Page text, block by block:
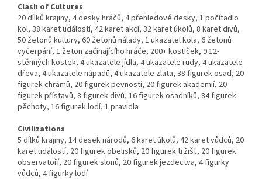
Clash of Cultures
20 dílků krajiny, 4 desky hráčů, 4 přehledové desky, 1 počítadlo
kol, 38 karet událostí, 42 karet akcí, 32 karet úkolů, 8 karet divů,
50 žetonů kultury, 60 žetonů nálady, 1 ukazatel kola, 6 žetonů
vyčerpání, 1 žeton začínajícího hráče, 200+ kostiček, 9 12-
stěnných kostek, 4 ukazatele jídla, 4 ukazatele rudy, 4 ukazatele
dřeva, 4 ukazatele nápadů, 4 ukazatele zlata, 38 figurek osad, 20
figurek chrámů, 20 figurek pevností, 20 figurek akademií, 20
figurek přístavů, 8 figurek divů, 16 figurek osadníků, 84 figurek
pěchoty, 16 figurek lodí, 1 pravidla
Civilizations
5 dílků krajiny, 14 desek národů, 6 karet úkolů, 42 karet vůdců, 20
karet událostí, 20 figurek obelisků, 20 figurek tržišť, 20 figurek
observatoří, 20 figurek slonů, 20 figurek jezdectva, 4 figurky
vůdců, 4 figurky lodí